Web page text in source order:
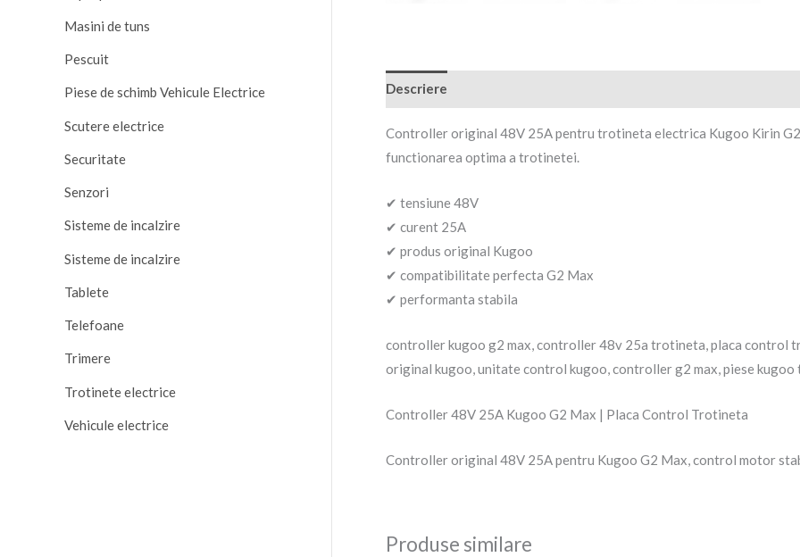
Masini de tuns
Pescuit
Piese de schimb Vehicule Electrice
Scutere electrice
Securitate
Senzori
Sisteme de incalzire
Sisteme de incalzire
Tablete
Telefoane
Trimere
Trotinete electrice
Vehicule electrice
Descriere
Controller original 48V 25A pentru trotineta electrica Kugoo Kirin
functionarea optima a trotinetei.
✔ tensiune 48V
✔ curent 25A
✔ produs original Kugoo
✔ compatibilitate perfecta G2 Max
✔ performanta stabila
controller kugoo g2 max, controller 48v 25a trotineta, placa
original kugoo, unitate control kugoo, controller g2 max, piese
Controller 48V 25A Kugoo G2 Max | Placa Control Trotineta
Controller original 48V 25A pentru Kugoo G2 Max, control motor
Produse similare